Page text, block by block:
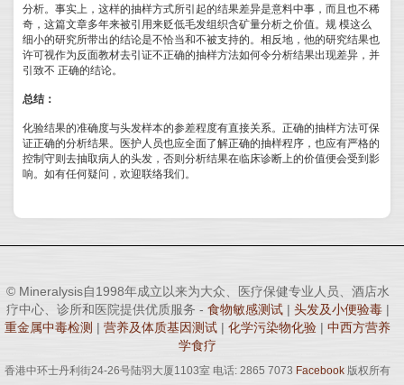
分析。事实上，这样的抽样方式所引起的结果差异是意料中事，而且也不稀
奇，这篇文章多年来被引用来贬低毛发组织含矿量分析之价值。规 模这么
细小的研究所带出的结论是不恰当和不被支持的。相反地，他的研究结果也
许可视作为反面教材去引证不正确的抽样方法如何令分析结果出现差异，并
引致不 正确的结论。
总结：
化验结果的准确度与头发样本的参差程度有直接关系。正确的抽样方法可保
证正确的分析结果。医护人员也应全面了解正确的抽样程序，也应有严格的
控制守则去抽取病人的头发，否则分析结果在临床诊断上的价值便会受到影
响。如有任何疑问，欢迎联络我们。
© Mineralysis自1998年成立以来为大众、医疗保健专业人员、酒店水
疗中心、诊所和医院提供优质服务 - 食物敏感测试 | 头发及小便验毒 |
重金属中毒检测 | 营养及体质基因测试 | 化学污染物化验 | 中西方营养
学食疗
香港中环士丹利街24-26号陆羽大厦1103室 电话: 2865 7073 Facebook 版权所有